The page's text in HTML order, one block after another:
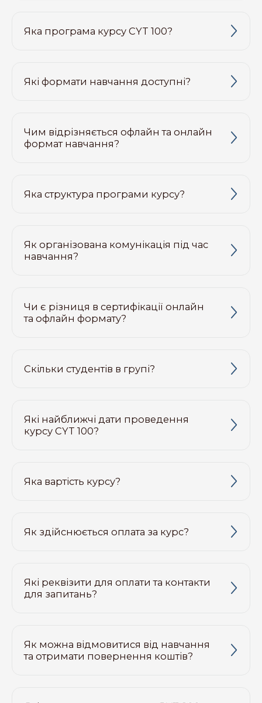
Яка програма курсу CYT 100?
Які формати навчання доступні?
Чим відрізняється офлайн та онлайн
формат навчання?
Яка структура програми курсу?
Як організована комунікація під час
навчання?
Чи є різниця в сертифікації онлайн
та офлайн формату?
Скільки студентів в групі?
Які найближчі дати проведення
курсу CYT 100?
Яка вартість курсу?
Як здійснюється оплата за курс?
Які реквізити для оплати та контакти
для запитань?
Як можна відмовитися від навчання
та отримати повернення коштів?